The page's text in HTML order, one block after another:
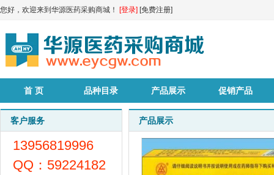
您好，欢迎来到华源医药采购商城！ [登录] [免费注册]
首 页 品种目录 产品展示 促销产品
客户服务
13956819996
QQ：59224182
产品展示